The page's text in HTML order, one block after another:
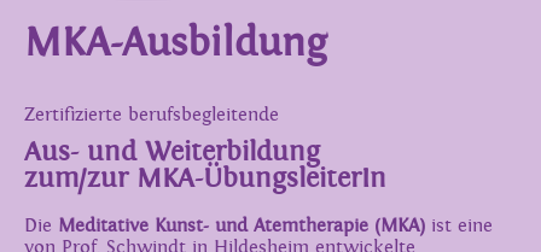
MKA-Ausbildung
Zertifizierte berufsbegleitende
Aus- und Weiterbildung
zum/zur MKA-ÜbungsleiterIn
Die Meditative Kunst- und Atemtherapie (MKA) ist eine